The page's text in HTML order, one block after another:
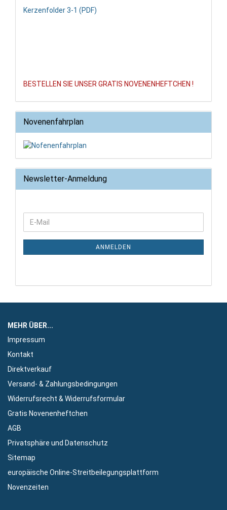
Kerzenfolder 3-1 (PDF)
BESTELLEN SIE UNSER GRATIS NOVENENHEFTCHEN !
Novenenfahrplan
Newsletter-Anmeldung
WEITER
ZUR
NEWSLETTER-
E-
Mail
ANMELDEN
MEHR ÜBER...
Impressum
Kontakt
Direktverkauf
Versand- & Zahlungsbedingungen
Widerrufsrecht & Widerrufsformular
Gratis Novenenheftchen
AGB
Privatsphäre und Datenschutz
Sitemap
europäische Online-Streitbeilegungsplattform
Novenzeiten